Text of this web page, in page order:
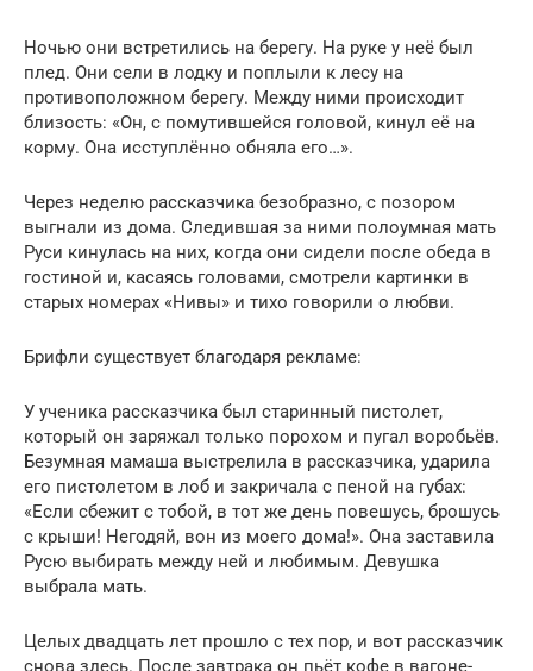
Ночью они встретились на берегу. На руке у неё был
плед. Они сели в лодку и поплыли к лесу на
противоположном берегу. Между ними происходит
близость: «Он, с помутившейся головой, кинул её на
корму. Она исступлённо обняла его…».
Через неделю рассказчика безобразно, с позором
выгнали из дома. Следившая за ними полоумная мать
Руси кинулась на них, когда они сидели после обеда в
гостиной и, касаясь головами, смотрели картинки в
старых номерах «Нивы» и тихо говорили о любви.
Брифли существует благодаря рекламе:
У ученика рассказчика был старинный пистолет,
который он заряжал только порохом и пугал воробьёв.
Безумная мамаша выстрелила в рассказчика, ударила
его пистолетом в лоб и закричала с пеной на губах:
«Если сбежит с тобой, в тот же день повешусь, брошусь
с крыши! Негодяй, вон из моего дома!». Она заставила
Русю выбирать между ней и любимым. Девушка
выбрала мать.
Целых двадцать лет прошло с тех пор, и вот рассказчик
снова здесь. После завтрака он пьёт кофе в вагоне-